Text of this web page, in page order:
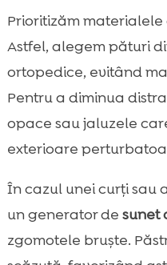
Prioritizăm
Astfel, alegem pături
ortopedice, evitând
Pentru a diminua
opace sau jaluzele
exterioare
În cazul unei curți sau
un generator de sunet
zgomotele bruște.